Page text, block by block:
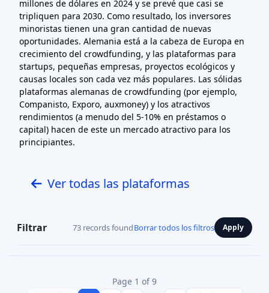
millones de dólares en 2024 y se prevé que casi se
tripliquen para 2030. Como resultado, los inversores
minoristas tienen una gran cantidad de nuevas
oportunidades. Alemania está a la cabeza de Europa en
crecimiento del crowdfunding, y las plataformas para
startups, pequeñas empresas, proyectos ecológicos y
causas locales son cada vez más populares. Las sólidas
plataformas alemanas de crowdfunding (por ejemplo,
Companisto, Exporo, auxmoney) y los atractivos
rendimientos (a menudo del 5-10% en préstamos o
capital) hacen de este un mercado atractivo para los
principiantes.
Ver todas las plataformas
Filtrar 73 records foundBorrar todos los filtros Apply
Page 1 of 9